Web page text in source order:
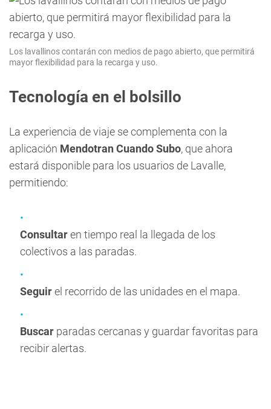
Los lavallinos contarán con medios de pago abierto, que permitirá
mayor flexibilidad para la recarga y uso.
Tecnología en el bolsillo
La experiencia de viaje se complementa con la
aplicación Mendotran Cuando Subo, que ahora
estará disponible para los usuarios de Lavalle,
permitiendo:
Consultaren tiempo real la llegada de los
colectivos a las paradas.
Seguirel recorrido de las unidades en el mapa.
Buscar paradas cercanas y guardar favoritas para
recibir alertas.